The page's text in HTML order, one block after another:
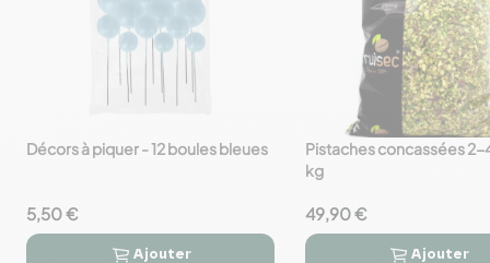
favorite_border
Décors à piquer - 12 boules bleues
5,50 €
Ajouter
favorite_border
Pistaches concassées 2-
kg
49,90 €
Ajouter